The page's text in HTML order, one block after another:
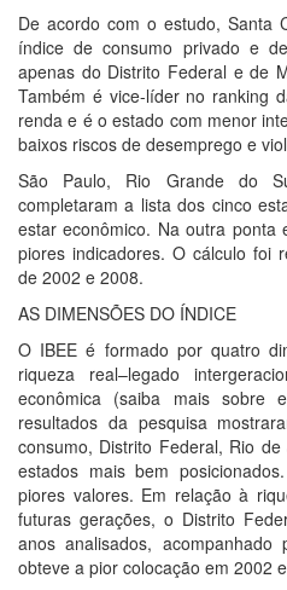
De acordo com o estudo, Santa
índice de consumo privado e
apenas do Distrito Federal e de
Também é vice-líder no ranking
renda e é o estado com menor
baixos riscos de desemprego e
São Paulo, Rio Grande do
completaram a lista dos cinco
estar econômico. Na outra ponta
piores indicadores. O cálculo foi
de 2002 e 2008.
AS DIMENSÕES DO ÍNDICE
O IBEE é formado por quatro
riqueza real–legado
econômica (saiba mais
resultados da pesquisa
consumo, Distrito Federal, Rio
estados mais bem
piores valores. Em relação à
futuras gerações, o Distrito
anos analisados,
obteve a pior colocação em 2002